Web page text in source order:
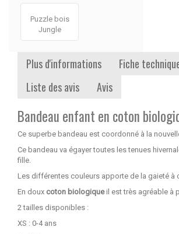
Puzzle bois
Jungle
Plus d'informations
Fiche
Liste des avis
Avis
Bandeau enfant en coton
Ce superbe bandeau est coordonné à la
Ce bandeau va égayer toutes les tenues
fille.
Les différentes couleurs apporte de la gaieté à
En doux coton biologiqueil est très agréable à
2 tailles disponibles :
XS : 0-4 ans